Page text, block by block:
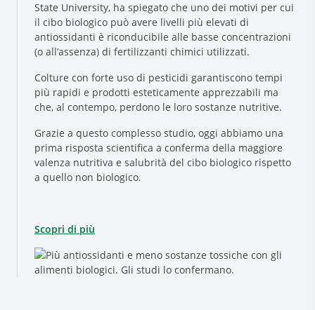
State University, ha spiegato che uno dei motivi per cui
il cibo biologico può avere livelli più elevati di
antiossidanti è riconducibile alle basse concentrazioni
(o all’assenza) di fertilizzanti chimici utilizzati.
Colture con forte uso di pesticidi garantiscono tempi
più rapidi e prodotti esteticamente apprezzabili ma
che, al contempo, perdono le loro sostanze nutritive.
Grazie a questo complesso studio, oggi abbiamo una
prima risposta scientifica a conferma della maggiore
valenza nutritiva e salubrità del cibo biologico rispetto
a quello non biologico.
Scopri di più